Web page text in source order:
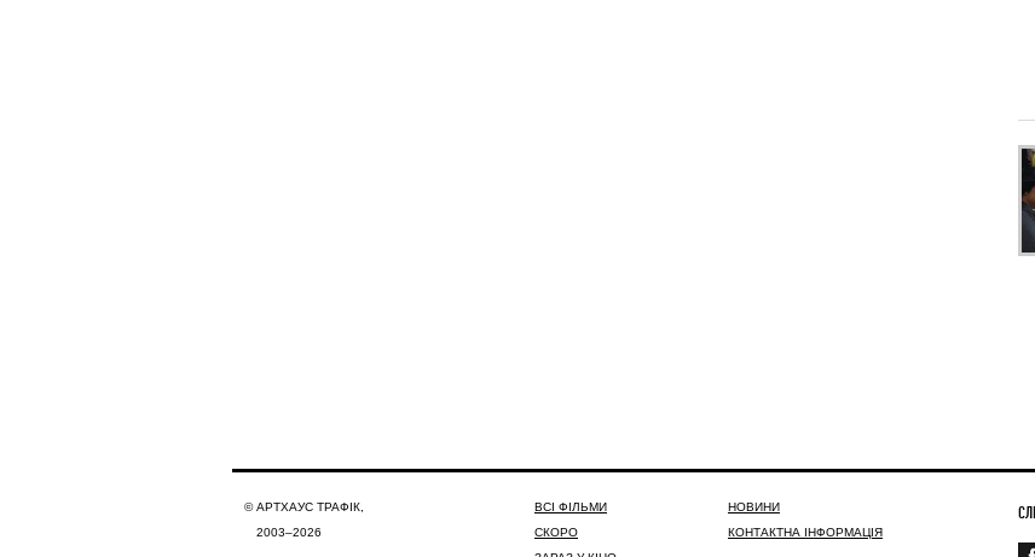
© АРТХАУС ТРАФІК,
2003–2026
ВСІ ФІЛЬМИ
СКОРО
НОВИНИ
КОНТАКТНА ІНФОРМАЦІЯ